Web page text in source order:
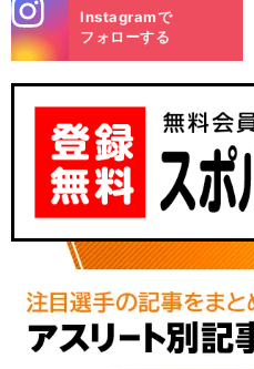
m
Instagramで
フォローする